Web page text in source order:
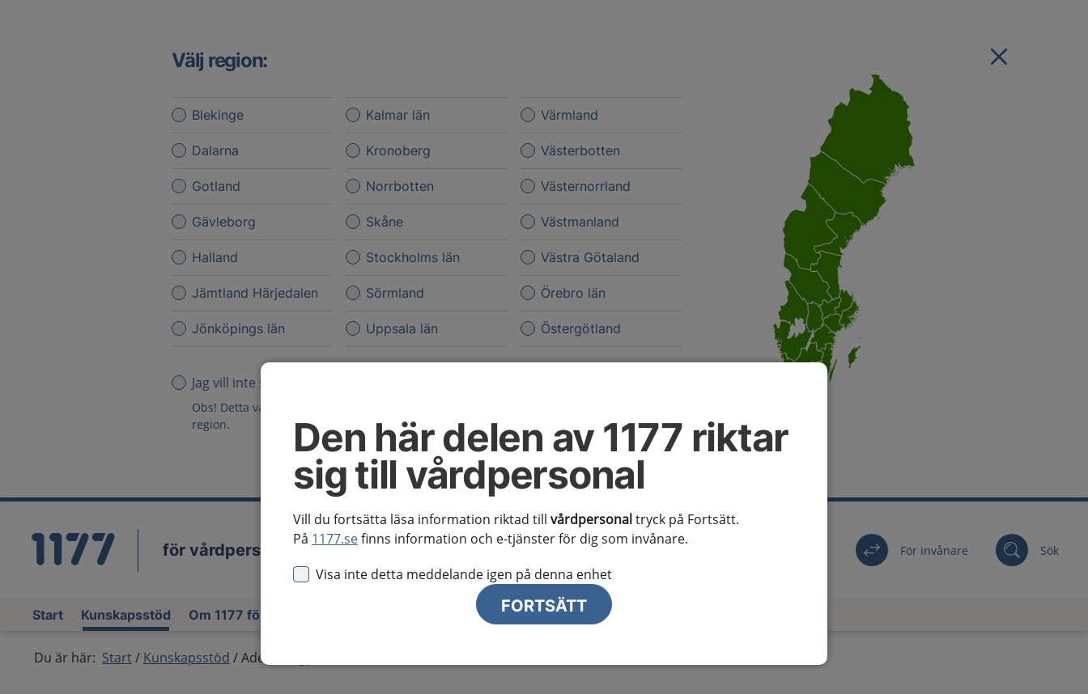
Den här delen av 1177 riktar
sig till vårdpersonal
Vill du fortsätta läsa information riktad till vårdpersonaltryck på Fortsätt.
På 1177.sefinns information och e-tjänster för dig som invånare.
Visa inte detta meddelande igen på denna enhet
FORTSÄTT
Välj region:
Blekinge
Dalarna
Gotland
Gävleborg
Halland
Jämtland Härjedalen
Jönköpings län
Kalmar län
Kronoberg
Norrbotten
Skåne
Stockholms län
Sörmland
Uppsala län
Värmland
Västerbotten
Västernorrland
Västmanland
Västra Götaland
Örebro län
Östergötland
Jag vill inte se någon regional information
Obs! Detta val innebär att du inte ser regionalt innehåll och viktig information som gäller just din
region.
för vårdpersonal Välj region För invånare Sök
Start Kunskapsstöd Om 1177 för vårdpersonal
Du är här: Start Kunskapsstöd Adenoidhypertrofi hos barn